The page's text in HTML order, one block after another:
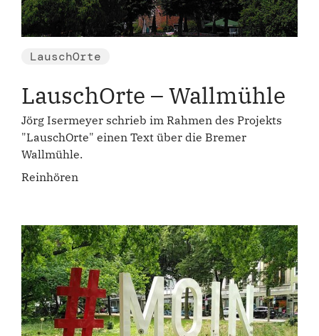
LauschOrte
LauschOrte – Wallmühle
Jörg Isermeyer schrieb im Rahmen des Projekts
"LauschOrte" einen Text über die Bremer
Wallmühle.
Reinhören